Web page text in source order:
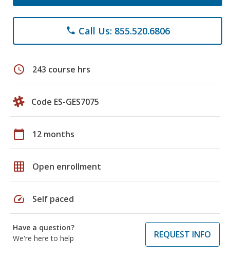
phone Call Us: 855.520.6806
schedule 243 course hrs
Code ES-GES7075
calendar_today 12 months
grid_on Open enrollment
speed Self paced
Have a question?
We're here to help
REQUEST INFO